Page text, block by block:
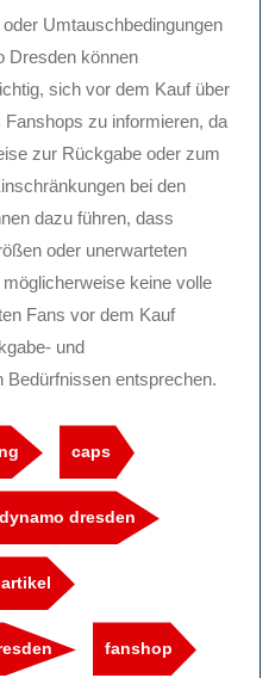
Umtauschbedingungen
Dresden können
sich vor dem Kauf über
zu informieren, da
zur Rückgabe oder zum
bei den
dazu führen, dass
oder unerwarteten
keine volle
Fans vor dem Kauf
und
Bedürfnissen entsprechen.
caps
dynamo dresden
fanshop